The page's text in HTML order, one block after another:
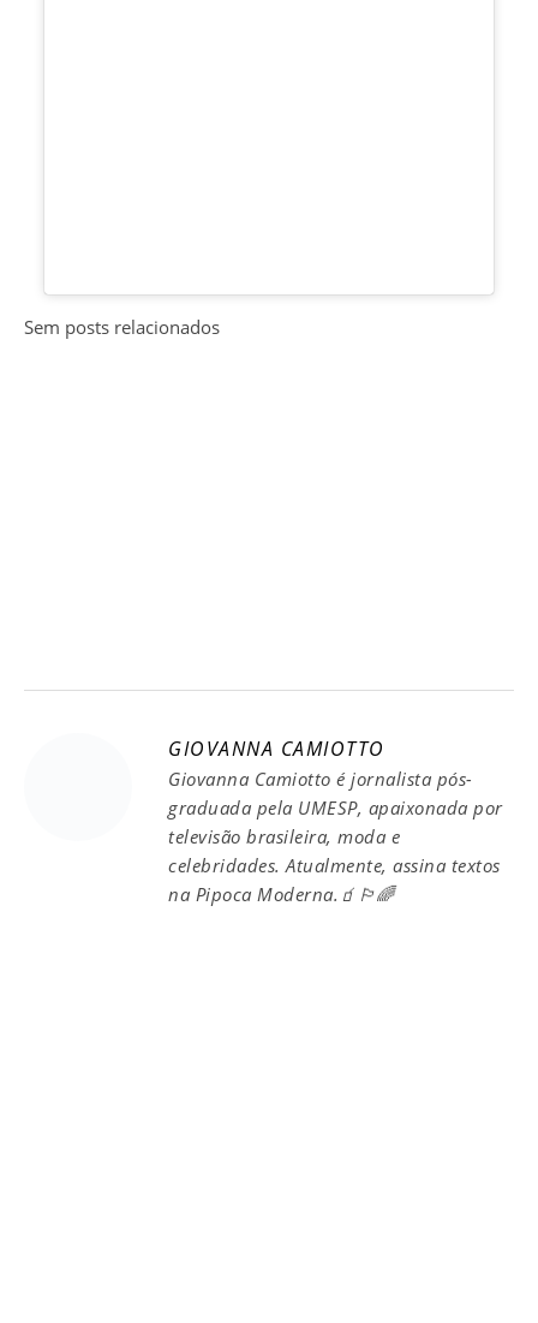
Sem posts relacionados
GIOVANNA CAMIOTTO
Giovanna Camiotto é jornalista pós-
graduada pela UMESP, apaixonada por
televisão brasileira, moda e
celebridades. Atualmente, assina textos
na Pipoca Moderna.🧃🏳️‍🌈